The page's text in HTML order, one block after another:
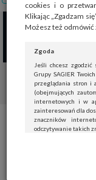
cookies i o
Klikając „Zgadzam
Możesz też odmówić
Zgoda
Jeśli chcesz
Grupy SAGIER
przeglądania stron i
(obejmujących
internetowych i w
zainteresowań dla
znaczników
odczytywanie takich
Jeśli nie chcesz
Wyrażenie zgody
Letnie